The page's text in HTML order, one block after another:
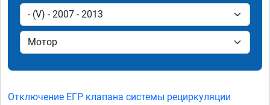
Отключение ЕГР клапана системы рециркуляции